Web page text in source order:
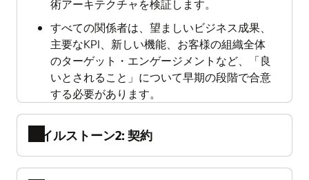
術アーキテクチャを検証します。
すべての関係者は、望ましいビジネス成果、
主要なKPI、新しい機能、お客様の組織全体
のターゲット・エンゲージメントなど、「良
いとされること」について早期の段階で合意
する必要があります。
マイルストーン2: 契約